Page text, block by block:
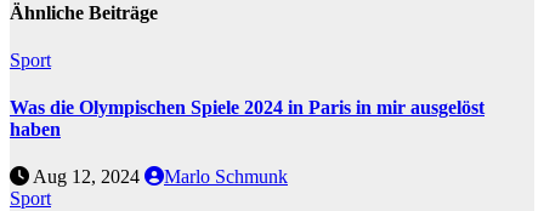
Ähnliche Beiträge
Sport
Was die Olympischen Spiele 2024 in Paris in mir ausgelöst
haben
Aug 12, 2024
Marlo Schmunk
Sport